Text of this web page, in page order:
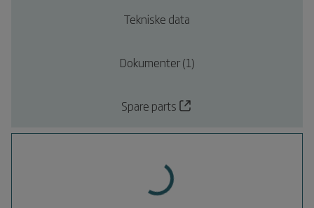
Tekniske data
Dokumenter (1)
Spare parts